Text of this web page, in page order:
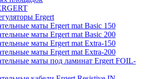
Ergert
маты Ergert mat Basic 150
маты Ergert mat Basic 200
маты Ergert mat Extra-150
маты Ergert mat Extra-200
маты под ламинат Ergert FOIL-